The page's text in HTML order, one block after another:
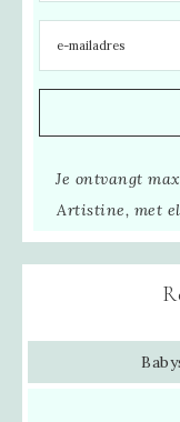
Je ontvangt
Artistine, met